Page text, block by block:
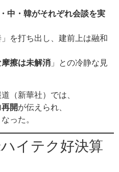
中・韓がそれぞれ会談を実
を打ち出し、建前上は融和
擦は未解消 」との冷静な見
（新華社）では、
開が伝えられ、
った。
イテク好決算